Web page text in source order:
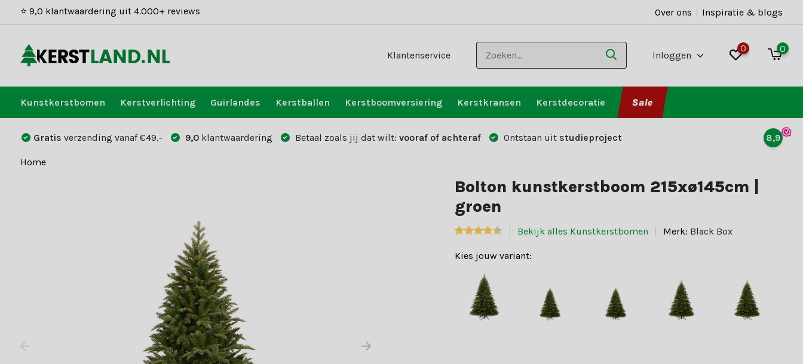
⭐ 9,0 klantwaardering uit 4.000+ reviews Over ons | Inspiratie & blogs
Klantenservice Inloggen
0 0
Kunstkerstbomen Kerstverlichting Guirlandes Kerstballen Kerstboomversiering Kerstkransen Kerstdecoratie Sale
Gratis verzending vanaf €49,- 9,0 klantwaardering Betaal zoals jij dat wilt: vooraf of achteraf Ontstaan uit studieproject 8,9
Home
Bolton kunstkerstboom 215xø145cm |
groen
Bekijk alles Kunstkerstbomen Merk: Black Box
Kies jouw variant: